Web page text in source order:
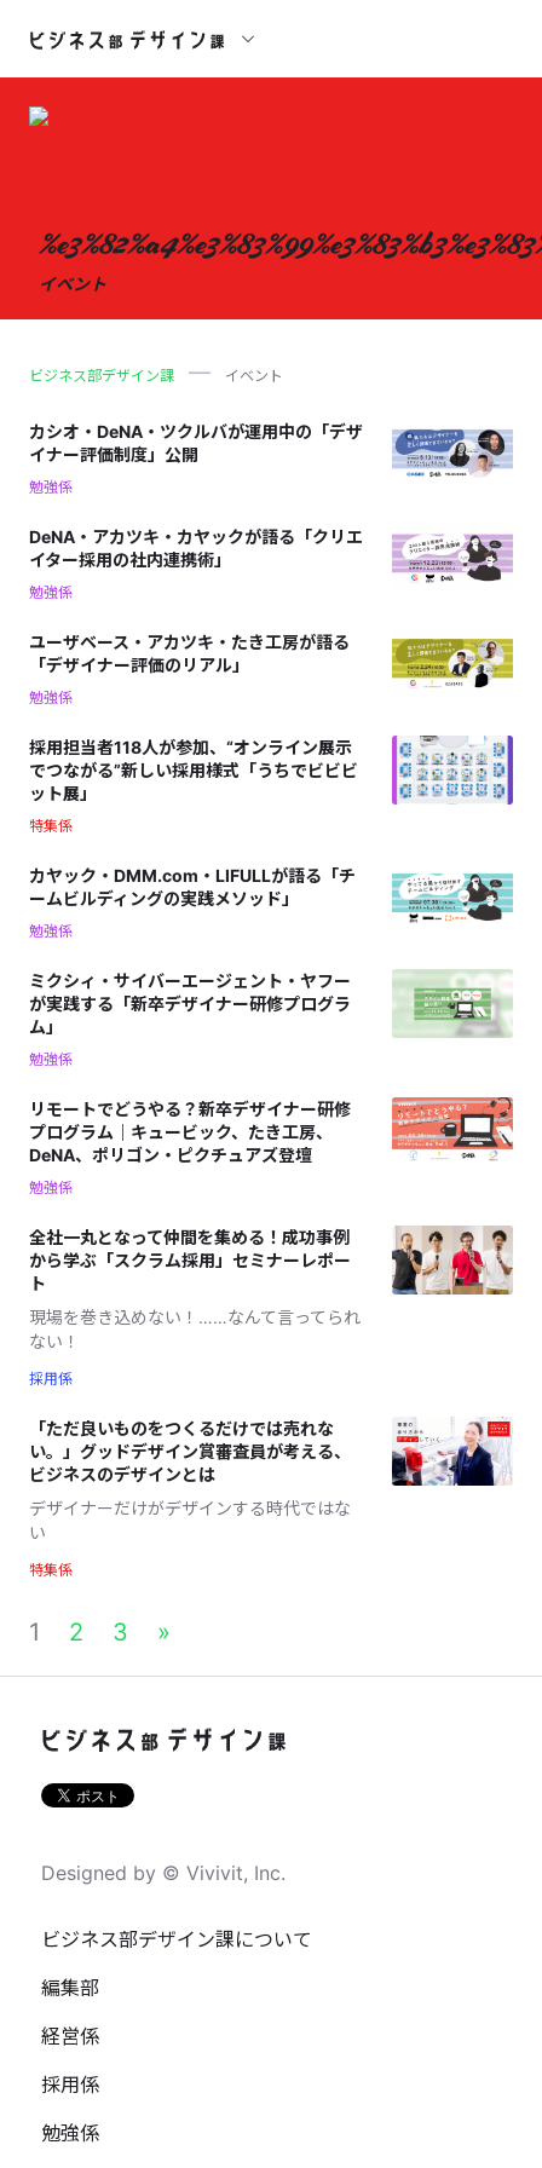
イベント
ビジネス部デザイン課 イベント
カシオ・DeNA・ツクルバが運用中の「デザ
イナー評価制度」公開
勉強係
DeNA・アカツキ・カヤックが語る「クリエ
イター採用の社内連携術」
勉強係
ユーザベース・アカツキ・たき工房が語る
「デザイナー評価のリアル」
勉強係
採用担当者118人が参加、“オンライン展示
でつながる”新しい採用様式「うちでビビビ
ット展」
特集係
カヤック・DMM.com・LIFULLが語る「チ
ームビルディングの実践メソッド」
勉強係
ミクシィ・サイバーエージェント・ヤフー
が実践する「新卒デザイナー研修プログラ
ム」
勉強係
リモートでどうやる？新卒デザイナー研修
プログラム｜キュービック、たき工房、
DeNA、ポリゴン・ピクチュアズ登壇
勉強係
全社一丸となって仲間を集める！成功事例
から学ぶ「スクラム採用」セミナーレポー
ト
現場を巻き込めない！……なんて言ってられ
ない！
採用係
「ただ良いものをつくるだけでは売れな
い。」グッドデザイン賞審査員が考える、
ビジネスのデザインとは
デザイナーだけがデザインする時代ではな
い
特集係
1 2 3 »
Designed by © Vivivit, Inc.
ビジネス部デザイン課について
編集部
経営係
採用係
勉強係